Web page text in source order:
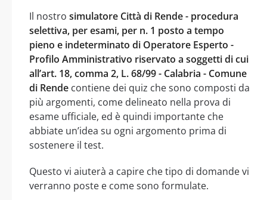
Il nostro simulatore Città di Rende - procedura
selettiva, per esami, per n. 1 posto a tempo
pieno e indeterminato di Operatore Esperto -
Profilo Amministrativo riservato a soggetti di cui
all’art. 18, comma 2, L. 68/99 - Calabria - Comune
di Rende contiene dei quiz che sono composti da
più argomenti, come delineato nella prova di
esame ufficiale, ed è quindi importante che
abbiate un’idea su ogni argomento prima di
sostenere il test.
Questo vi aiuterà a capire che tipo di domande vi
verranno poste e come sono formulate.